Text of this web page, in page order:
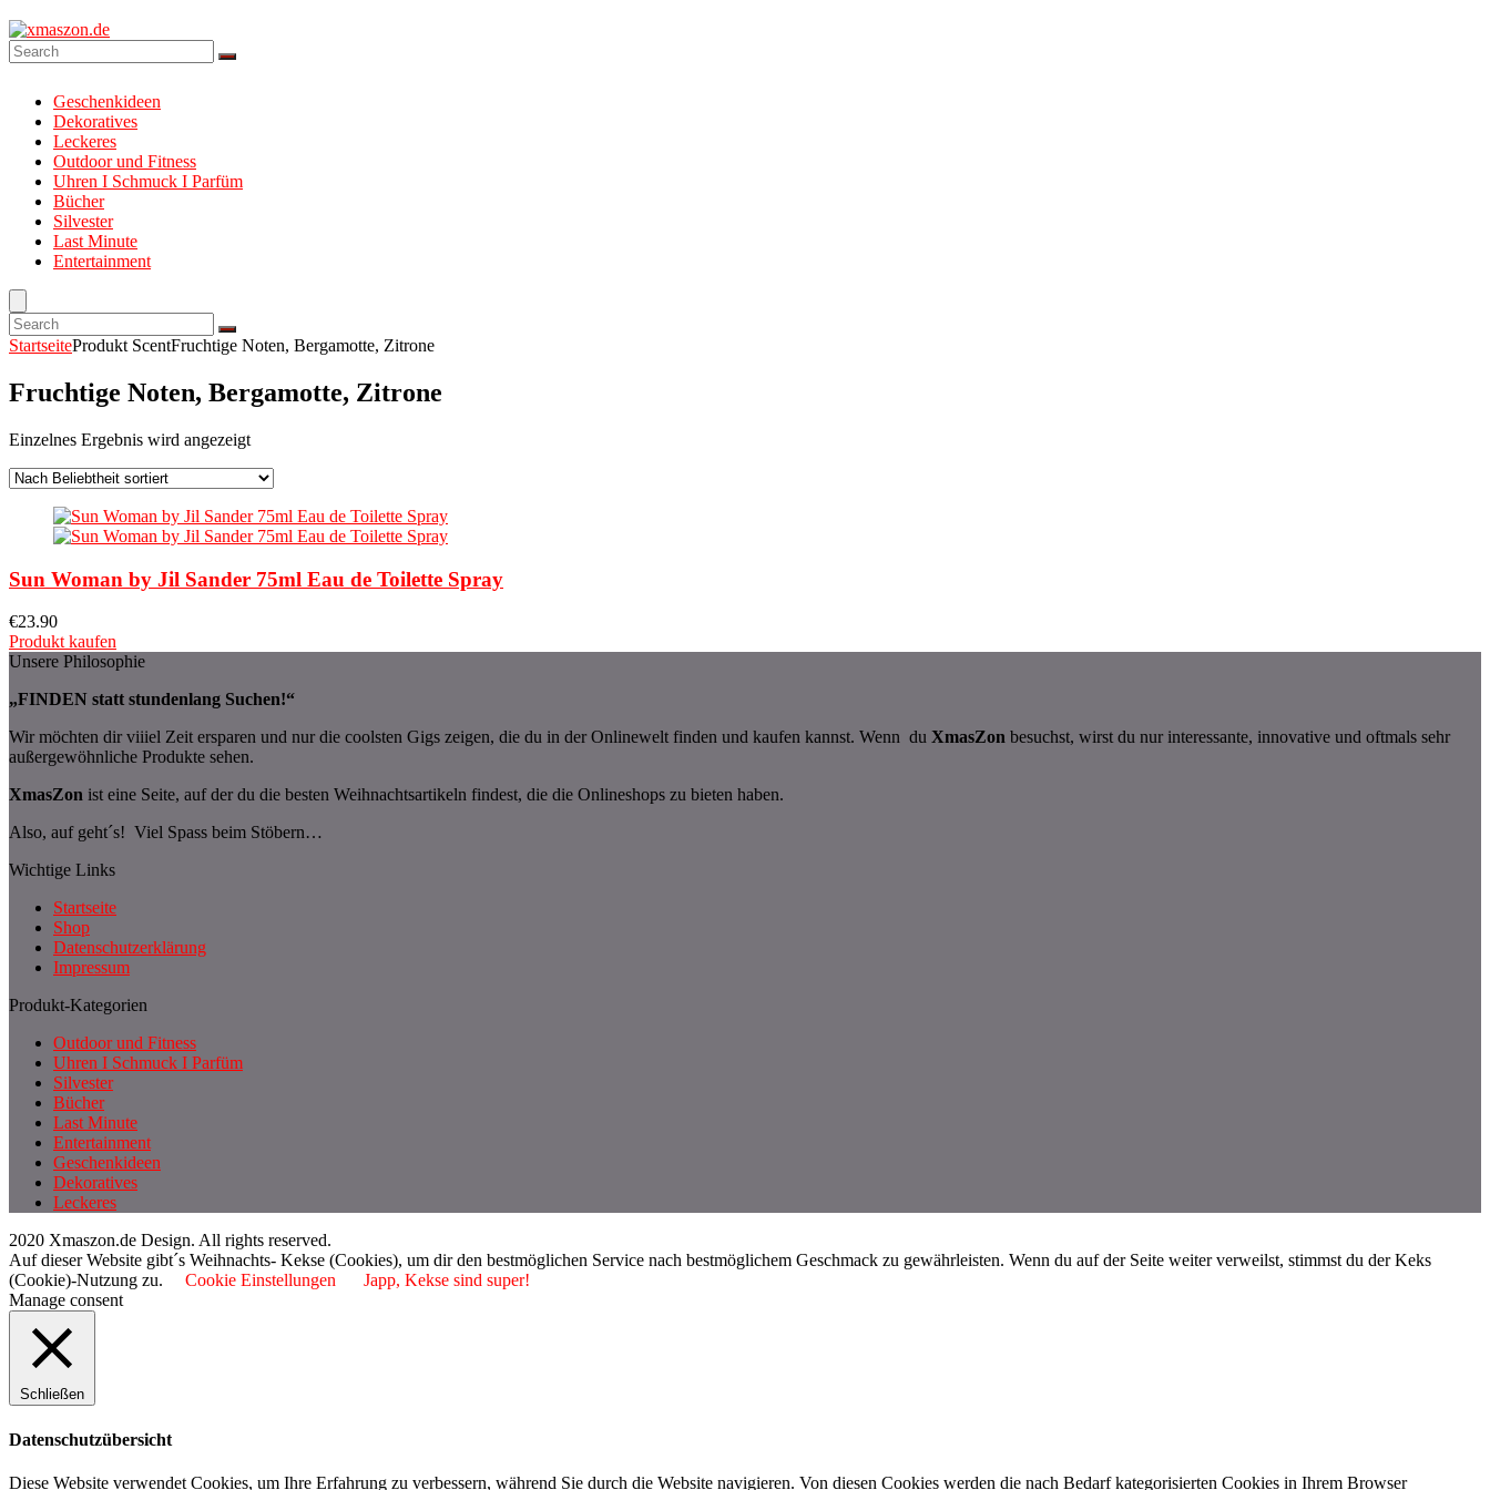
Geschenkideen
Dekoratives
Leckeres
Outdoor und Fitness
Uhren I Schmuck I Parfüm
Bücher
Silvester
Last Minute
Entertainment
StartseiteProdukt ScentFruchtige Noten, Bergamotte, Zitrone
Fruchtige Noten, Bergamotte, Zitrone
Einzelnes Ergebnis wird angezeigt
Sun Woman by Jil Sander 75ml Eau de Toilette Spray
€23.90
Produkt kaufen
Unsere Philosophie
„FINDEN statt stundenlang Suchen!“
Wir möchten dir viiiel Zeit ersparen und nur die coolsten Gigs zeigen, die du in der Onlinewelt finden und kaufen kannst. Wenn du XmasZon besuchst, wirst du nur interessante, innovative und oftmals sehr
außergewöhnliche Produkte sehen.
XmasZon ist eine Seite, auf der du die besten Weihnachtsartikeln findest, die die Onlineshops zu bieten haben.
Also, auf geht´s! Viel Spass beim Stöbern…
Wichtige Links
Startseite
Shop
Datenschutzerklärung
Impressum
Produkt-Kategorien
Outdoor und Fitness
Uhren I Schmuck I Parfüm
Silvester
Bücher
Last Minute
Entertainment
Geschenkideen
Dekoratives
Leckeres
2020 Xmaszon.de Design. All rights reserved.
Auf dieser Website gibt´s Weihnachts- Kekse (Cookies), um dir den bestmöglichen Service nach bestmöglichem Geschmack zu gewährleisten. Wenn du auf der Seite weiter verweilst, stimmst du der Keks
(Cookie)-Nutzung zu.
Cookie Einstellungen
Japp, Kekse sind super!
Manage consent
Schließen
Datenschutzübersicht
Diese Website verwendet Cookies, um Ihre Erfahrung zu verbessern, während Sie durch die Website navigieren. Von diesen Cookies werden die nach Bedarf kategorisierten Cookies in Ihrem Browser